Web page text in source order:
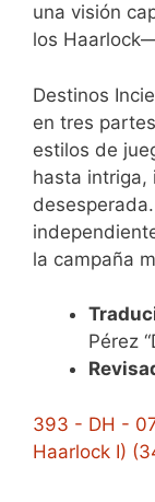
una visión
los
Destinos
en tres
estilos de
hasta intriga,
la campaña
Pérez
393 - DH -
Haarlock I)